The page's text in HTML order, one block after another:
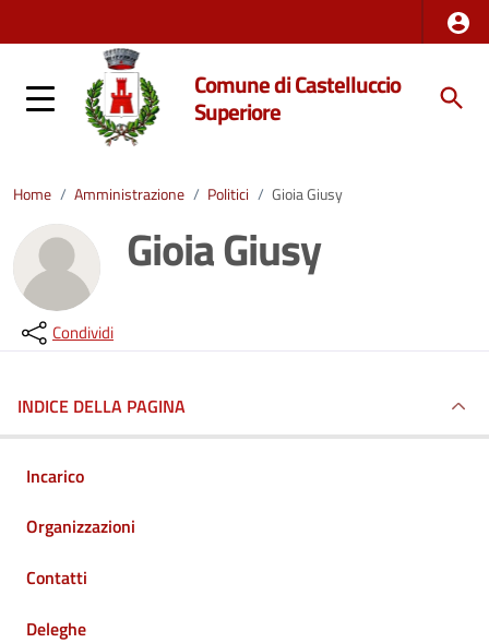
Comune di Castelluccio
Superiore
Home / Amministrazione / Politici / Gioia Giusy
Gioia Giusy
Condividi
INDICE DELLA PAGINA
Incarico
Organizzazioni
Contatti
Deleghe